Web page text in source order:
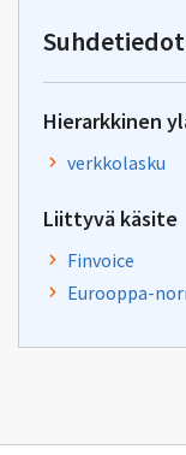
Suhdetiedot
Hierarkkinen
verkkolasku
Liittyvä käsite
Finvoice
Eurooppa-